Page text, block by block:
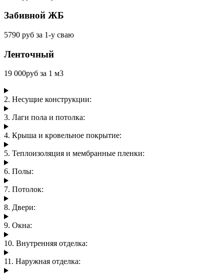
Забивной ЖБ
5790 руб за 1-у сваю
Ленточный
19 000руб за 1 м3
2. Несущие конструкции:
3. Лаги пола и потолка:
4. Крыша и кровельное покрытие:
5. Теплоизоляция и мембранные пленки:
6. Полы:
7. Потолок:
8. Двери:
9. Окна:
10. Внутренняя отделка:
11. Наружная отделка: